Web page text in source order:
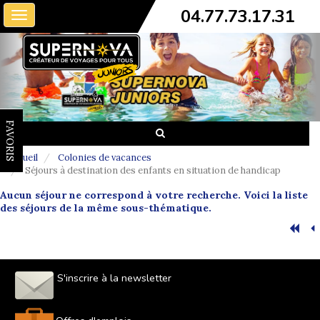
Toggle
navigation
04.77.73.17.31
FAVORIS
Accueil
Colonies de vacances
Séjours à destination des enfants en situation de handicap
Aucun séjour ne correspond à votre recherche. Voici la liste
des séjours de la même sous-thématique.
S'inscrire à la newsletter